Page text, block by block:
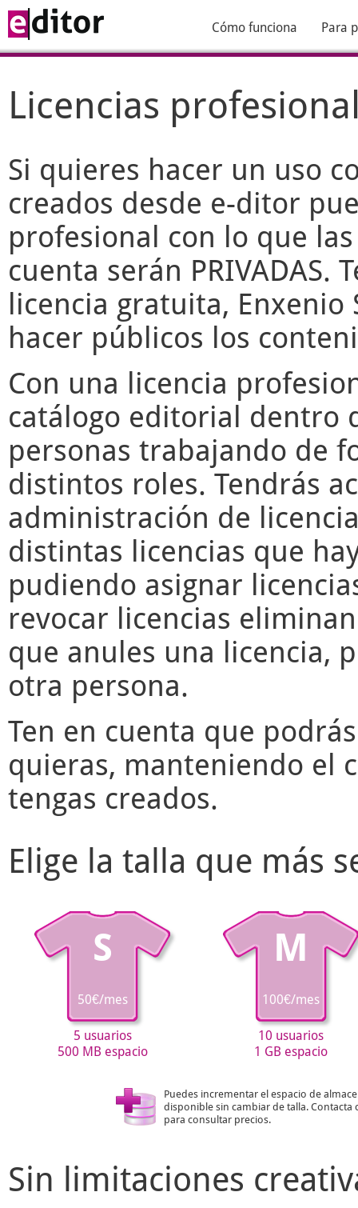
Cómo funciona Para
Licencias
Si quieres hacer un uso
creados desde e-ditor
profesional con lo que
cuenta serán PRIVADAS.
licencia gratuita, Enxenio
hacer públicos los
Con una licencia
catálogo editorial dentro
personas trabajando de
distintos roles. Tendrás
administración de
distintas licencias que
pudiendo asignar
revocar licencias
que anules una licencia,
otra persona.
Ten en cuenta que
quieras, manteniendo el
tengas creados.
Elige la talla que más
S
50€/mes
5 usuarios
500 MB espacio
M
100€/mes
10 usuarios
1 GB espacio
Puedes incrementar el espacio de
disponible sin cambiar de talla. Contacta
para consultar precios.
Sin limitaciones